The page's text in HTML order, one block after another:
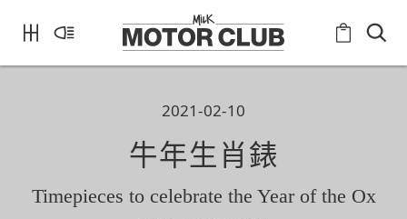
2021-02-10
牛年生肖錶
Timepieces to celebrate the Year of the Ox